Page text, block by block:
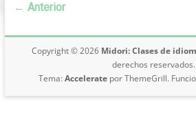
← Anterior
Copyright © 2026 Midori: Clases de
derechos reservados.
Tema: Acceleratepor ThemeGrill.